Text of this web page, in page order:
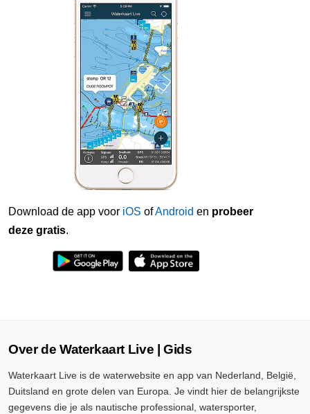
Download de app voor iOS ofAndroid en probeer
deze gratis.
Over de Waterkaart Live | Gids
Waterkaart Live is de waterwebsite en app van Nederland, België,
Duitsland en grote delen van Europa. Je vindt hier de belangrijkste
gegevens die je als nautische professional, watersporter,